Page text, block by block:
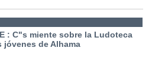
: C"s miente sobre la Ludoteca
jóvenes de Alhama